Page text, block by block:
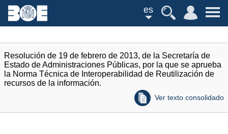
es
Resolución de 19 de febrero de 2013, de la Secretaría de
Estado de Administraciones Públicas, por la que se aprueba
la Norma Técnica de Interoperabilidad de Reutilización de
recursos de la información.
Ver texto consolidado